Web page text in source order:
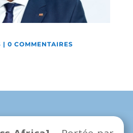
| 0 COMMENTAIRES